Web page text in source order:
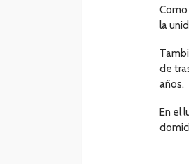
la
de
años.
En el